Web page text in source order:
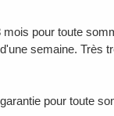
pour toute
semaine. Très
pour toute